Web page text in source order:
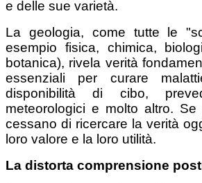
e delle sue varietà.
La geologia, come tutte le
esempio fisica, chimica,
botanica), rivela verità
essenziali per curare
disponibilità di cibo,
meteorologici e molto altro. Se
cessano di ricercare la verità
loro valore e la loro utilità.
La distorta comprensione